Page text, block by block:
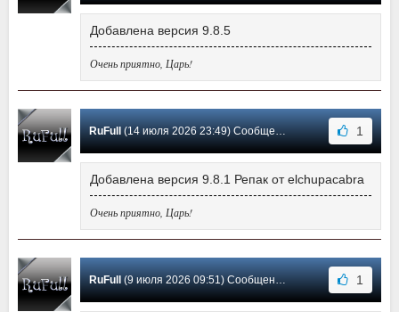
Добавлена версия 9.8.5
Очень приятно, Царь!
RuFull (14 июля 2026 23:49) Сообщение #302 1
Добавлена версия 9.8.1 Репак от elchupacabra
Очень приятно, Царь!
RuFull (9 июля 2026 09:51) Сообщение #301 1